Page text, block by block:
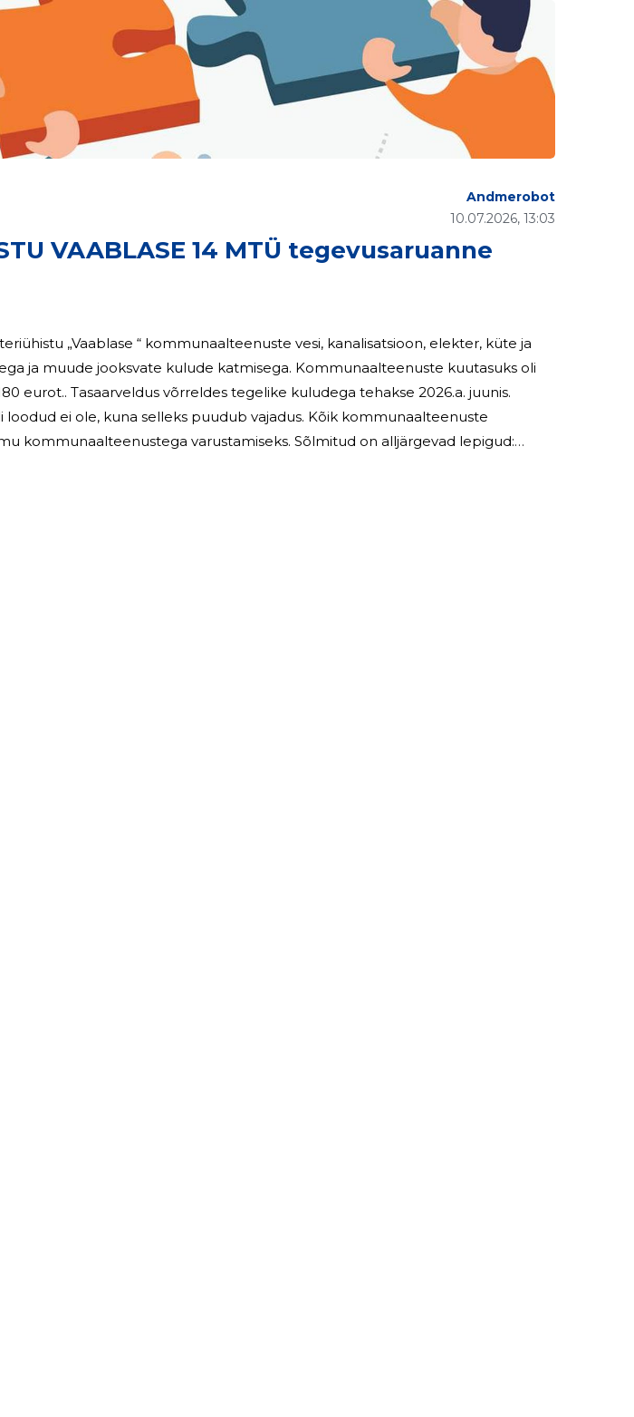
VAABLASE 14 MTÜ tegevusaruanne
10.07.2026, 13:03
Andmerobot
„Vaablase “ kommunaalteenuste vesi, kanalisatsioon, elekter, küte ja
jooksvate kulude katmisega. Kommunaalteenuste kuutasuks oli
tehakse 2026.a. juunis.
loodud ei ole, kuna selleks puudub vajadus. Kõik kommunaalteenuste
varustamiseks. Sõlmitud on alljärgevad lepigud: